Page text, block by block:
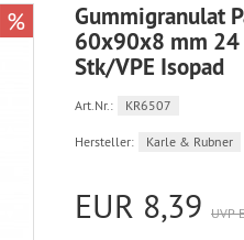
%
Gummigranulat
60x90x8 mm 24
Stk/VPE Isopad
Art.Nr.: KR6507
Hersteller: Karle & Rubner
EUR 8,39 UVP